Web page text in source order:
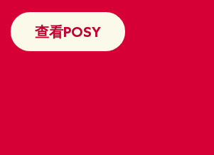
查看POSY